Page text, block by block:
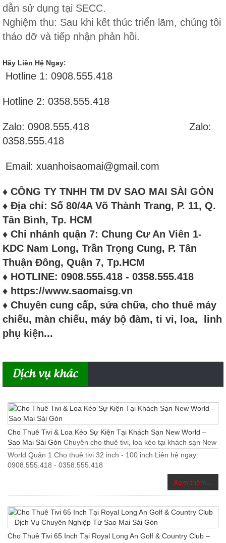
dẫn sử dụng tại SECC.
Nghiệm thu: Sau khi kết thúc triển lãm, chúng tôi
tháo dỡ và tiếp nhận phản hồi.
Hãy Liên Hệ Ngay:
Hotline 1: 0908.555.418
Hotline 2: 0358.555.418
Zalo: 0908.555.418 Zalo:
0358.555.418
Email: xuanhoisaomai@gmail.com
♦ CÔNG TY TNHH TM DV SAO MAI SÀI GÒN
♦ Địa chỉ: Số 80/4A Võ Thành Trang, P. 11, Q.
Tân Bình, Tp. HCM
♦ Chi nhánh quận 7: Chung Cư An Viên 1-
KDC Nam Long, Trần Trọng Cung, P. Tân
Thuận Đông, Quận 7, Tp.HCM
♦ HOTLINE: 0908.555.418 - 0358.555.418
♦ https://www.saomaisg.vn
♦ Chuyên cung cấp, sửa chữa, cho thuê máy
chiếu, màn chiếu, máy bộ đàm, ti vi, loa, linh
phụ kiện...
Dịch vụ khác
Cho Thuê Tivi & Loa Kéo Sự Kiện Tại Khách Sạn New World –
Sao Mai Sài Gòn Chuyên cho thuê tivi, loa kéo tại khách sạn New
World Quận 1 Cho thuê tivi 32 inch - 100 inch Liên hệ ngay:
0908.555.418 - 0358.555.418
Xem thêm...
Cho Thuê Tivi 65 Inch Tại Royal Long An Golf & Country Club –